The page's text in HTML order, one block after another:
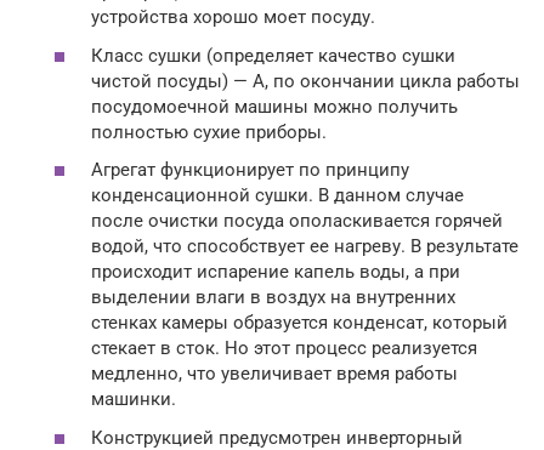
устройства хорошо моет посуду.
Класс сушки (определяет качество сушки
чистой посуды) — А, по окончании цикла работы
посудомоечной машины можно получить
полностью сухие приборы.
Агрегат функционирует по принципу
конденсационной сушки. В данном случае
после очистки посуда ополаскивается горячей
водой, что способствует ее нагреву. В результате
происходит испарение капель воды, а при
выделении влаги в воздух на внутренних
стенках камеры образуется конденсат, который
стекает в сток. Но этот процесс реализуется
медленно, что увеличивает время работы
машинки.
Конструкцией предусмотрен инверторный